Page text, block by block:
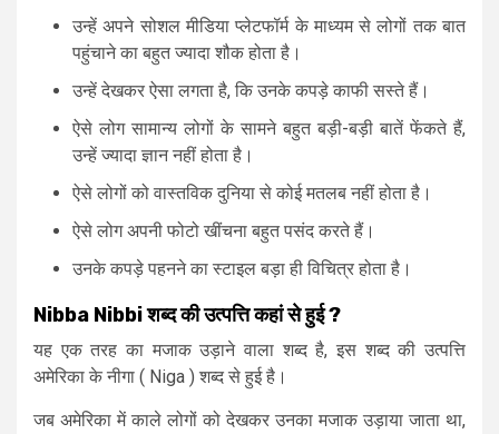
उन्हें अपने सोशल मीडिया प्लेटफॉर्म के माध्यम से लोगों तक बात
पहुंचाने का बहुत ज्यादा शौक होता है।
उन्हें देखकर ऐसा लगता है, कि उनके कपड़े काफी सस्ते हैं।
ऐसे लोग सामान्य लोगों के सामने बहुत बड़ी-बड़ी बातें फेंकते हैं,
उन्हें ज्यादा ज्ञान नहीं होता है।
ऐसे लोगों को वास्तविक दुनिया से कोई मतलब नहीं होता है।
ऐसे लोग अपनी फोटो खींचना बहुत पसंद करते हैं।
उनके कपड़े पहनने का स्टाइल बड़ा ही विचित्र होता है।
Nibba Nibbiशब्दकीउत्पत्तिकहांसेहुई ?
यह एक तरह का मजाक उड़ाने वाला शब्द है, इस शब्द की उत्पत्ति
अमेरिका के नीगा ( Niga ) शब्द से हुई है।
जब अमेरिका में काले लोगों को देखकर उनका मजाक उड़ाया जाता था,